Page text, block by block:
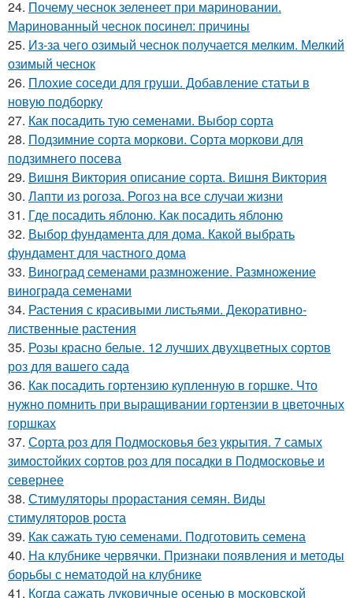
24. Почему чеснок зеленеет при мариновании.
Маринованный чеснок посинел: причины
25. Из-за чего озимый чеснок получается мелким. Мелкий
озимый чеснок
26. Плохие соседи для груши. Добавление статьи в
новую подборку
27. Как посадить тую семенами. Выбор сорта
28. Подзимние сорта моркови. Сорта моркови для
подзимнего посева
29. Вишня Виктория описание сорта. Вишня Виктория
30. Лапти из рогоза. Рогоз на все случаи жизни
31. Где посадить яблоню. Как посадить яблоню
32. Выбор фундамента для дома. Какой выбрать
фундамент для частного дома
33. Виноград семенами размножение. Размножение
винограда семенами
34. Растения с красивыми листьями. Декоративно-
лиственные растения
35. Розы красно белые. 12 лучших двухцветных сортов
роз для вашего сада
36. Как посадить гортензию купленную в горшке. Что
нужно помнить при выращивании гортензии в цветочных
горшках
37. Сорта роз для Подмосковья без укрытия. 7 самых
зимостойких сортов роз для посадки в Подмосковье и
севернее
38. Стимуляторы прорастания семян. Виды
стимуляторов роста
39. Как сажать тую семенами. Подготовить семена
40. На клубнике червячки. Признаки появления и методы
борьбы с нематодой на клубнике
41. Когда сажать луковичные осенью в московской